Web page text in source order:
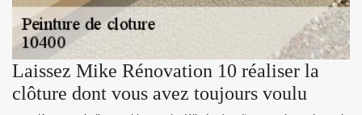
Laissez Mike Rénovation 10 réaliser la
clôture dont vous avez toujours voulu